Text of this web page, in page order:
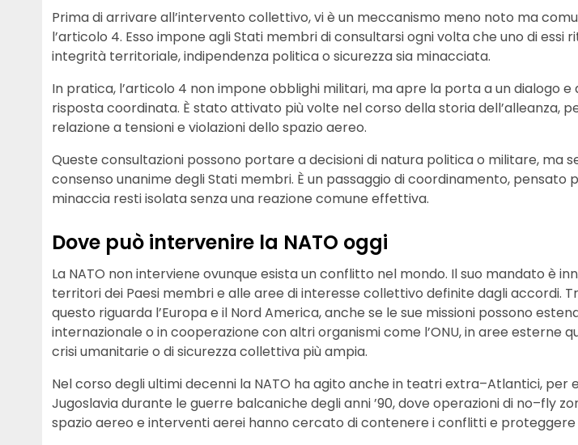
Prima di arrivare all’intervento collettivo, vi è un meccanismo meno noto ma
l’articolo 4. Esso impone agli Stati membri di consultarsi ogni volta che uno di essi
integrità territoriale, indipendenza politica o sicurezza sia minacciata.
In pratica, l’articolo 4 non impone obblighi militari, ma apre la porta a un dialogo e
risposta coordinata. È stato attivato più volte nel corso della storia dell’alleanza,
relazione a tensioni e violazioni dello spazio aereo.
Queste consultazioni possono portare a decisioni di natura politica o militare, ma
consenso unanime degli Stati membri. È un passaggio di coordinamento, pensato
minaccia resti isolata senza una reazione comune effettiva.
Dove può intervenire la NATO oggi
La NATO non interviene ovunque esista un conflitto nel mondo. Il suo mandato è
territori dei Paesi membri e alle aree di interesse collettivo definite dagli accordi.
questo riguarda l’Europa e il Nord America, anche se le sue missioni possono
internazionale o in cooperazione con altri organismi come l’ONU, in aree esterne
crisi umanitarie o di sicurezza collettiva più ampia.
Nel corso degli ultimi decenni la NATO ha agito anche in teatri extra–Atlantici, per
Jugoslavia durante le guerre balcaniche degli anni ’90, dove operazioni di no–fly
spazio aereo e interventi aerei hanno cercato di contenere i conflitti e proteggere